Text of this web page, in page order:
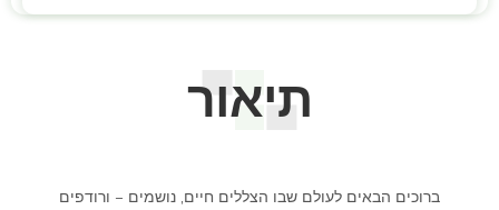
תיאור
ברוכים הבאים לעולם שבו הצללים חיים, נושמים – ורודפים